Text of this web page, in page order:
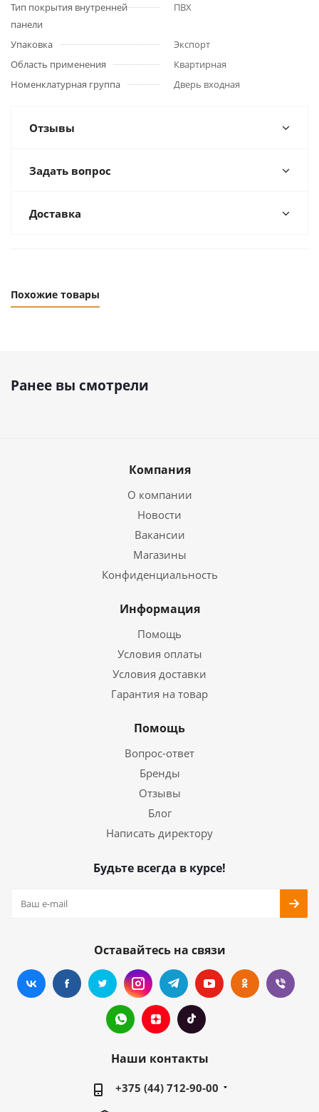
Тип покрытия внутренней
панели
ПВХ
Упаковка
Экспорт
Область применения
Квартирная
Номенклатурная группа
Дверь входная
Отзывы
Задать вопрос
Доставка
Похожие товары
Ранее вы смотрели
Компания
О компании
Новости
Вакансии
Магазины
Конфиденциальность
Информация
Помощь
Условия оплаты
Условия доставки
Гарантия на товар
Помощь
Вопрос-ответ
Бренды
Отзывы
Блог
Написать директору
Будьте всегда в курсе!
Оставайтесь на связи
Наши контакты
+375 (44) 712-90-00